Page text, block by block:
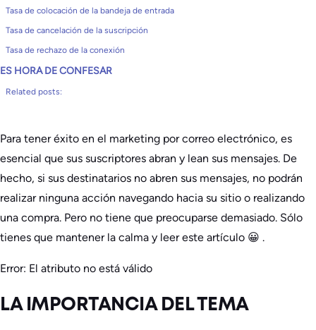
Tasa de colocación de la bandeja de entrada
Tasa de cancelación de la suscripción
Tasa de rechazo de la conexión
ES HORA DE CONFESAR
Related posts:
Para tener éxito en el marketing por correo electrónico, es
esencial que sus suscriptores abran y lean sus mensajes. De
hecho, si sus destinatarios no abren sus mensajes, no podrán
realizar ninguna acción navegando hacia su sitio o realizando
una compra. Pero no tiene que preocuparse demasiado. Sólo
tienes que mantener la calma y leer este artículo 😀 .
Error: El atributo no está válido
LA IMPORTANCIA DEL TEMA